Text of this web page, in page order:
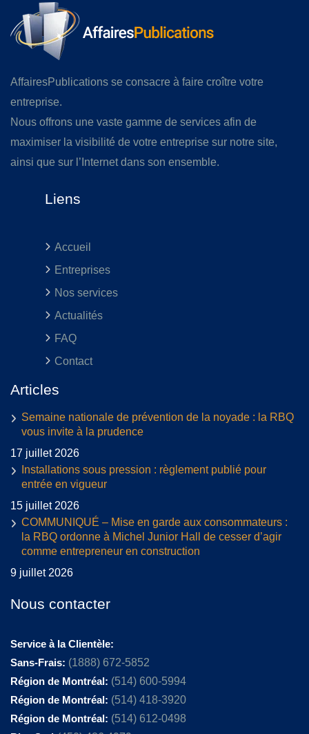
AffairesPublications se consacre à faire croître votre
entreprise.
Nous offrons une vaste gamme de services afin de
maximiser la visibilité de votre entreprise sur notre site,
ainsi que sur l’Internet dans son ensemble.
Liens
Accueil
Entreprises
Nos services
Actualités
FAQ
Contact
Articles
Semaine nationale de prévention de la noyade : la RBQ
vous invite à la prudence
17 juillet 2026
Installations sous pression : règlement publié pour
entrée en vigueur
15 juillet 2026
COMMUNIQUÉ – Mise en garde aux consommateurs :
la RBQ ordonne à Michel Junior Hall de cesser d’agir
comme entrepreneur en construction
9 juillet 2026
Nous contacter
Service à la Clientèle:
Sans-Frais: (1888) 672-5852
Région de Montréal: (514) 600-5994
Région de Montréal: (514) 418-3920
Région de Montréal: (514) 612-0498